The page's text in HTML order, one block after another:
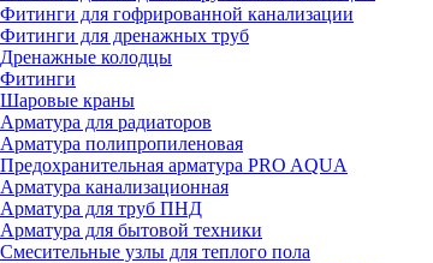
Фитинги для гофрированной канализации
Фитинги для дренажных труб
Дренажные колодцы
Фитинги
Шаровые краны
Арматура для радиаторов
Арматура полипропиленовая
Предохранительная арматура PRO AQUA
Арматура канализационная
Арматура для труб ПНД
Арматура для бытовой техники
Смесительные узлы для теплого пола